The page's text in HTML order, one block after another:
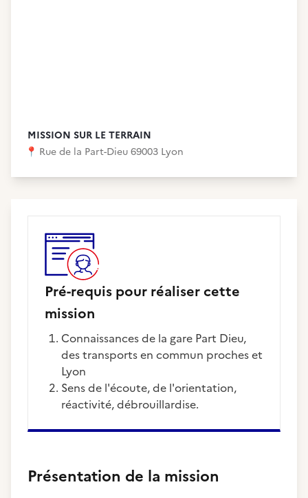
MISSION SUR LE TERRAIN
📍 Rue de la Part-Dieu 69003 Lyon
Pré-requis pour réaliser cette
mission
Connaissances de la gare Part Dieu,
des transports en commun proches et
Lyon
Sens de l'écoute, de l'orientation,
réactivité, débrouillardise.
Présentation de la mission